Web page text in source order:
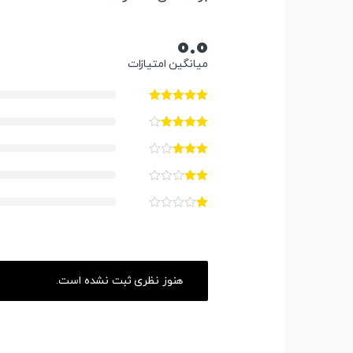
0.0
میانگین امتیازات
هنوز نظری ثبت نشده است.